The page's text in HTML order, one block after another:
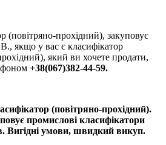
(повітряно-прохідний), закуповує
якщо у вас є класифікатор
який ви хочете продати,
+38(067)382-44-59.
(повітряно-прохідний).
промислові класифікатори
Вигідні умови, швидкий викуп.